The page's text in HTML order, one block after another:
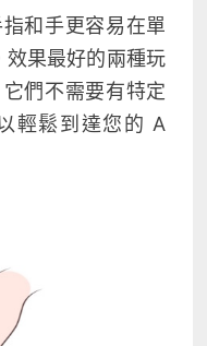
和手更容易在單
果最好的兩種玩
們不需要有特定
輕鬆到達您的 A